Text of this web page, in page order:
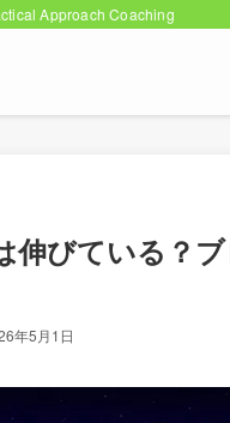
Approach Coaching
伸びている？
年5月1日